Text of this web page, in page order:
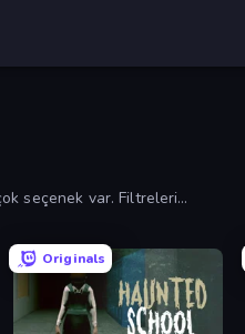
seçenek var. Filtreleri
Originals